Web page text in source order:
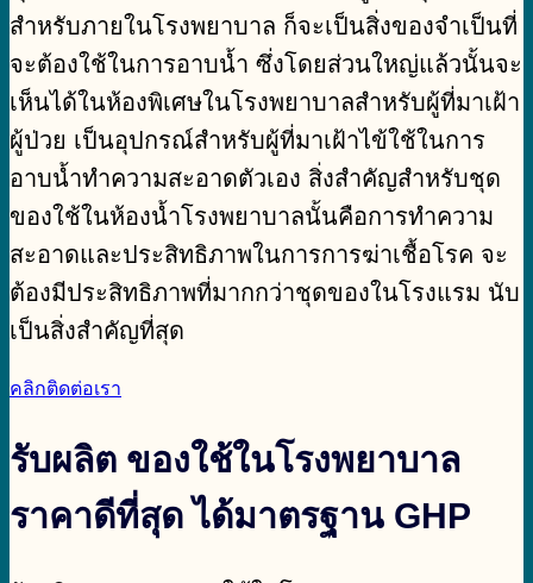
สำหรับภายในโรงพยาบาล ก็จะเป็นสิ่งของจำเป็นที่
จะต้องใช้ในการอาบน้ำ ซึ่งโดยส่วนใหญ่แล้วนั้นจะ
เห็นได้ในห้องพิเศษในโรงพยาบาลสำหรับผู้ที่มาเฝ้า
ผู้ป่วย เป็นอุปกรณ์สำหรับผู้ที่มาเฝ้าไข้ใช้ในการ
อาบน้ำทำความสะอาดตัวเอง สิ่งสำคัญสำหรับชุด
ของใช้ในห้องน้ำโรงพยาบาลนั้นคือการทำความ
สะอาดและประสิทธิภาพในการการฆ่าเชื้อโรค จะ
ต้องมีประสิทธิภาพที่มากกว่าชุดของในโรงแรม นับ
เป็นสิ่งสำคัญที่สุด
คลิกติดต่อเรา
รับผลิต ของใช้ในโรงพยาบาล
ราคาดีที่สุด ได้มาตรฐาน GHP